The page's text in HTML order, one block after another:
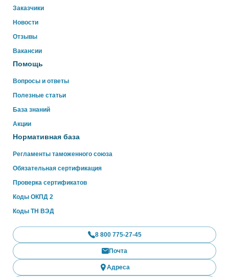
Заказчики
Новости
Отзывы
Вакансии
Помощь
Вопросы и ответы
Полезные статьи
База знаний
Акции
Нормативная база
Регламенты таможенного союза
Обязательная сертификация
Проверка сертификатов
Коды ОКПД 2
Коды ТН ВЭД
8 800 775-27-45
Почта
Адреса
Свяжитесь с нами через WhatsApp нажав на кнопку